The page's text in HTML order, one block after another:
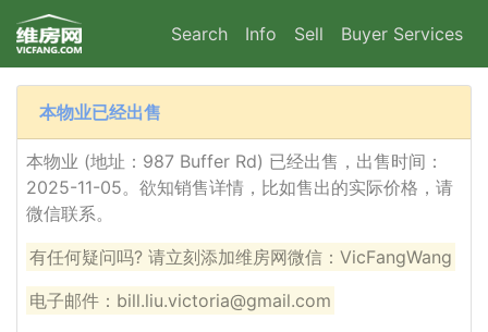
Search Info Sell Buyer Services
本物业已经出售
本物业 (地址：987 Buffer Rd) 已经出售，出售时间：
2025-11-05。欲知销售详情，比如售出的实际价格，请
微信联系。
有任何疑问吗? 请立刻添加维房网微信：VicFangWang
电子邮件：bill.liu.victoria@gmail.com